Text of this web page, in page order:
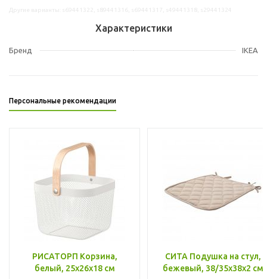
Характеристики
Бренд IKEA
Персональные рекомендации
РИСАТОРП Корзина,
белый, 25x26x18 см
СИТА Подушка на стул,
бежевый, 38/35x38x2 см